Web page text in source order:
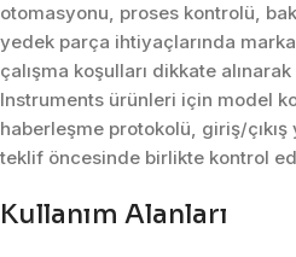
otomasyonu, proses kontrolü,
yedek parça ihtiyaçlarında
çalışma koşulları dikkate
Instruments ürünleri için model
haberleşme protokolü, giriş/çıkış
teklif öncesinde birlikte kontrol
Kullanım Alanları